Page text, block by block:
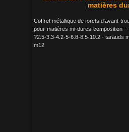
matières
Coffret métallique de forets d'avant
pour matières mi-dures composition -
?2.5-3.3-4.2-5-6.8-8.5-10.2 - tarauds
m12